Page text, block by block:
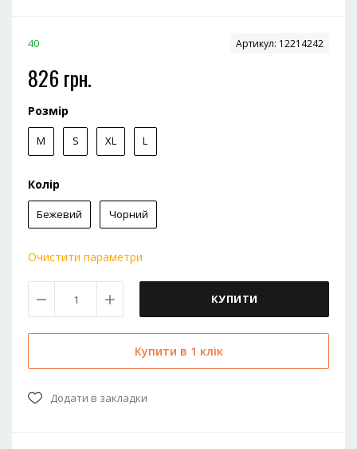
40 Артикул: 12214242
826 грн.
Розмір
M S XL L
Колір
Бежевий Чорний
Очистити параметри
КУПИТИ
Купити в 1 клік
Додати в закладки